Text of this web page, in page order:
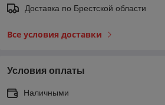
Доставка по Брестской области
Все условия доставки
Условия оплаты
Наличными